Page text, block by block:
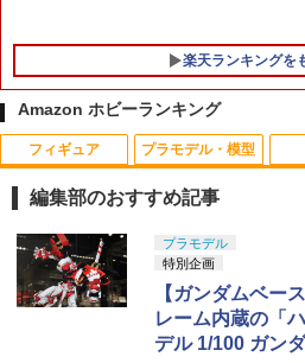
楽天ランキングを
1
タミヤ
ュホイール 黒
8】 ラジコンパ
￥388
W0158 【
ドボール(M3
Amazon ホビーランキング
フィギュア
1
TAMASHII
ツ（真骨彫製
RX 約150mm
可動フィギュ
￥12,480
プラモデル・模型
1
BANDAI
HG 機動新世
パルド 1/144
デル
￥3,480
1
東京マルイ
ト ガバメント
ハンドガン
￥3,384
1
LOCTITE(ロ
プレミアム
￥962
編集部のおすすめ記事
プラモデル
特別企画
【ガンダムベー
レーム内蔵の「
デル 1/100 ガン